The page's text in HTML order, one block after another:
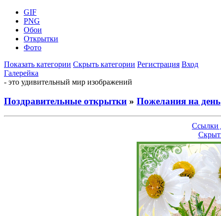
GIF
PNG
Обои
Открытки
Фото
Показать категории Скрыть категории Регистрация Вход
Галерейка
- это удивительный мир изображений
Поздравительные открытки » Пожелания на день
Ссылки